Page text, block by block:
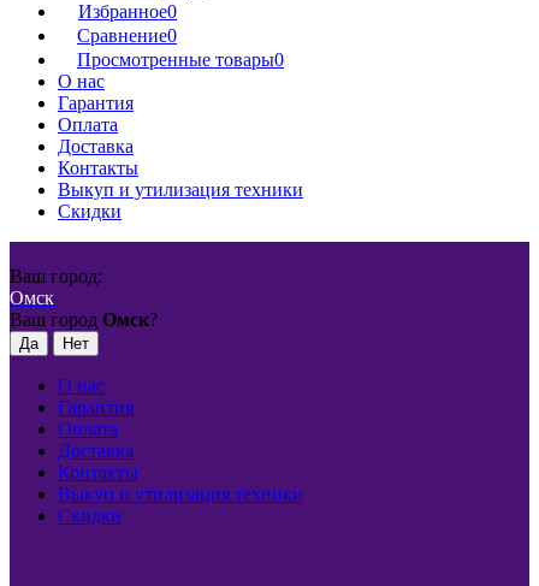
Избранное0
Сравнение0
Просмотренные товары0
О нас
Гарантия
Оплата
Доставка
Контакты
Выкуп и утилизация техники
Скидки
Ваш город:
Омск
Ваш город Омск?
О нас
Гарантия
Оплата
Доставка
Контакты
Выкуп и утилизация техники
Скидки